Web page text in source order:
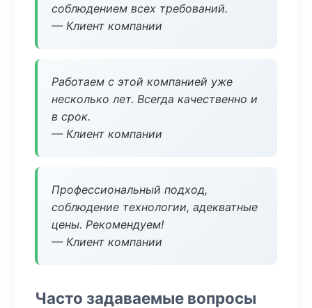
соблюдением всех требований.
— Клиент компании
Работаем с этой компанией уже
несколько лет. Всегда качественно и
в срок.
— Клиент компании
Профессиональный подход,
соблюдение технологии, адекватные
цены. Рекомендуем!
— Клиент компании
Часто задаваемые вопросы